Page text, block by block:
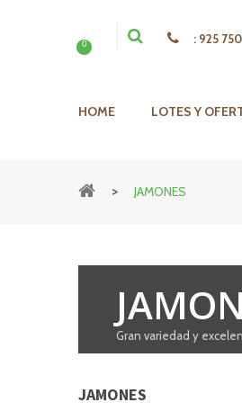
0 : 925
HOME LOTES Y
> JAMONES
Gran variedad y
JAMONES